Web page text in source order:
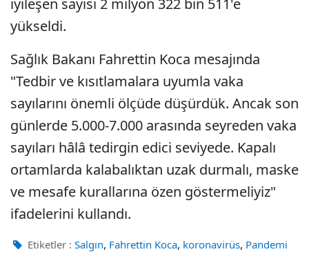
iyileşen sayısı 2 milyon 322 bin 511'e
yükseldi.
Sağlık Bakanı Fahrettin Koca mesajında
"Tedbir ve kısıtlamalara uyumla vaka
sayılarını önemli ölçüde düşürdük. Ancak son
günlerde 5.000-7.000 arasında seyreden vaka
sayıları hâlâ tedirgin edici seviyede. Kapalı
ortamlarda kalabalıktan uzak durmalı, maske
ve mesafe kurallarına özen göstermeliyiz"
ifadelerini kullandı.
Etiketler : Salgın, Fahrettin Koca, koronavirüs, Pandemi